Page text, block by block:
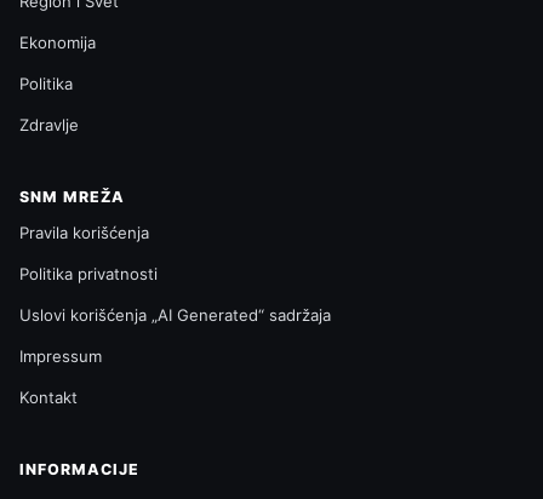
Ekonomija
Politika
Zdravlje
SNM MREŽA
Pravila korišćenja
Politika privatnosti
Uslovi korišćenja „AI Generated“ sadržaja
Impressum
Kontakt
INFORMACIJE